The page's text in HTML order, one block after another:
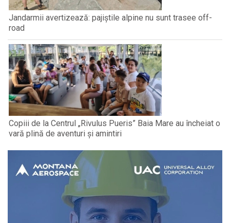
Jandarmii avertizează: pajiștile alpine nu sunt trasee off-
road
Copiii de la Centrul „Rivulus Pueris” Baia Mare au încheiat o
vară plină de aventuri și amintiri